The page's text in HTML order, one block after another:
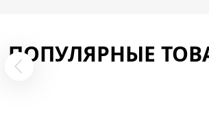
ПОПУЛЯРНЫЕ